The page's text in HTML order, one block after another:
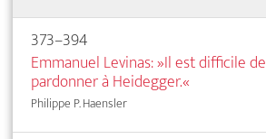
373–394
Emmanuel Levinas: »Il est difficile de
pardonner à Heidegger.«
Philippe P. Haensler